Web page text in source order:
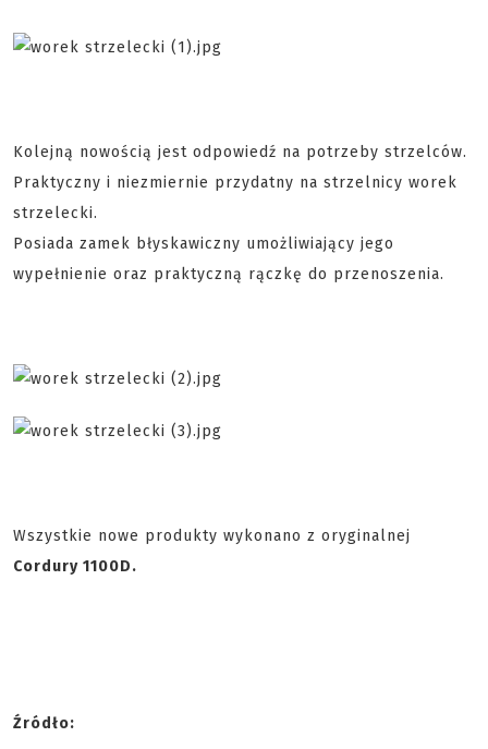
Kolejną nowością jest odpowiedź na potrzeby strzelców.
Praktyczny i niezmiernie przydatny na strzelnicy worek
strzelecki.
Posiada zamek błyskawiczny umożliwiający jego
wypełnienie oraz praktyczną rączkę do przenoszenia.
Wszystkie nowe produkty wykonano z oryginalnej
Cordury 1100D.
Źródło: